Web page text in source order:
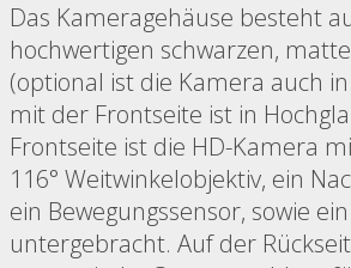
Das Kameragehäuse besteht
hochwertigen schwarzen,
(optional ist die Kamera auch
mit der Frontseite ist in
Frontseite ist die HD-Kamera
116° Weitwinkelobjektiv, ein
ein Bewegungssensor, sowie
untergebracht. Auf der